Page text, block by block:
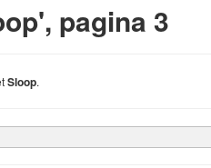
pagina 3
Sloop.